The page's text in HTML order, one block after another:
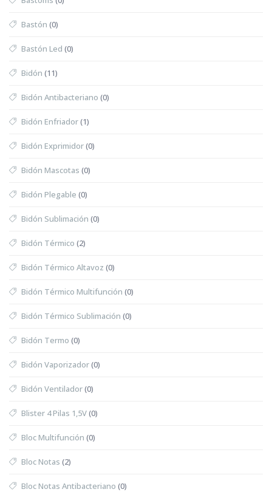
Bastón (0)
Bastón Led (0)
Bidón (11)
Bidón Antibacteriano (0)
Bidón Enfriador(1)
Bidón Exprimidor(0)
Bidón Mascotas (0)
Bidón Plegable (0)
Bidón Sublimación (0)
Bidón Térmico (2)
Bidón Térmico Altavoz (0)
Bidón Térmico Multifunción (0)
Bidón Térmico Sublimación (0)
Bidón Termo (0)
Bidón Vaporizador(0)
Bidón Ventilador(0)
Blister 4 Pilas 1,5V(0)
Bloc Multifunción (0)
Bloc Notas (2)
Bloc Notas Antibacteriano (0)